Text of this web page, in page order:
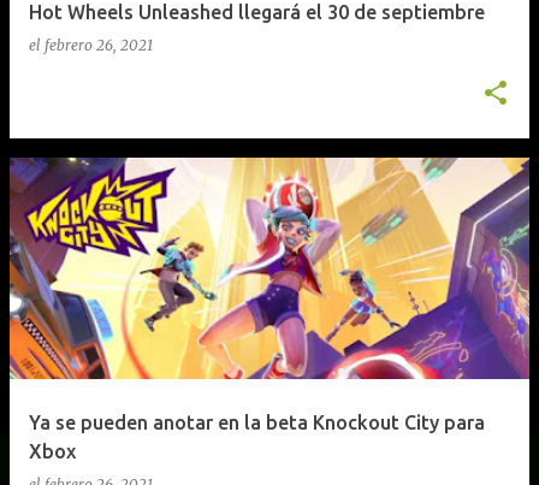
Hot Wheels Unleashed llegará el 30 de septiembre
el febrero 26, 2021
Ya se pueden anotar en la beta Knockout City para
Xbox